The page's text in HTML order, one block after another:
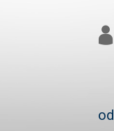
od